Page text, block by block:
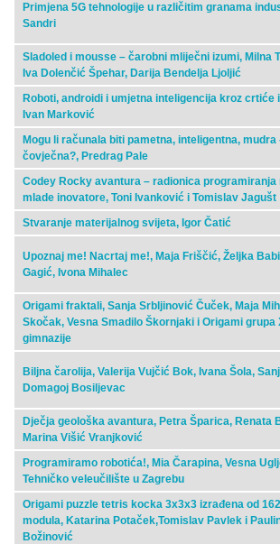
Primjena 5G tehnologije u različitim granama
Sandri
Sladoled i mousse – čarobni mliječni izumi, Milna
Iva Dolenčić Špehar, Darija Bendelja Ljoljić
Roboti, androidi i umjetna inteligencija kroz crtiće
Ivan Marković
Mogu li računala biti pametna, inteligentna, mudra
čovječna?, Predrag Pale
Codey Rocky avantura – radionica programiranja
mlade inovatore, Toni Ivanković i Tomislav Jagušt
Stvaranje materijalnog svijeta, Igor Čatić
Upoznaj me! Nacrtaj me!, Maja Friščić, Željka
Gagić, Ivona Mihalec
Origami fraktali, Sanja Srbljinović Čuček, Maja
Skočak, Vesna Smadilo Škornjaki i Origami grupa
gimnazije
Biljna čarolija, Valerija Vujčić Bok, Ivana Šola,
Domagoj Bosiljevac
Dječja geološka avantura, Petra Šparica, Renata
Marina Višić Vranjković
Programiramo robotića!, Mia Čarapina, Vesna
Tehničko veleučilište u Zagrebu
Origami puzzle tetris kocka 3x3x3 izrađena od
modula, Katarina Potaček,Tomislav Pavlek i
Božinović